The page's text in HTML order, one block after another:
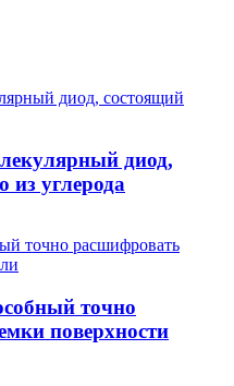
диод,
из углерода
точно
поверхности